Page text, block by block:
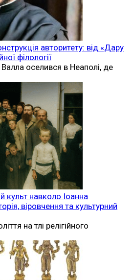
авторитету: від «Дару
філології
оселився в Неаполі, де
культ навколо Іоанна
віровчення та культурний
на тлі релігійного